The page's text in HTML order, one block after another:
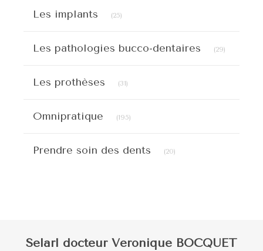
Les implants (25)
Les pathologies bucco-dentaires (29)
Les prothèses (31)
Omnipratique (195)
Prendre soin des dents (20)
Selarl docteur Veronique BOCQUET